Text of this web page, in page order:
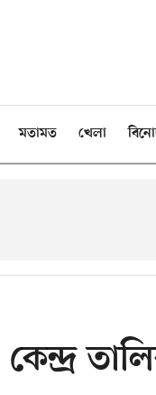
মতামত খেলা